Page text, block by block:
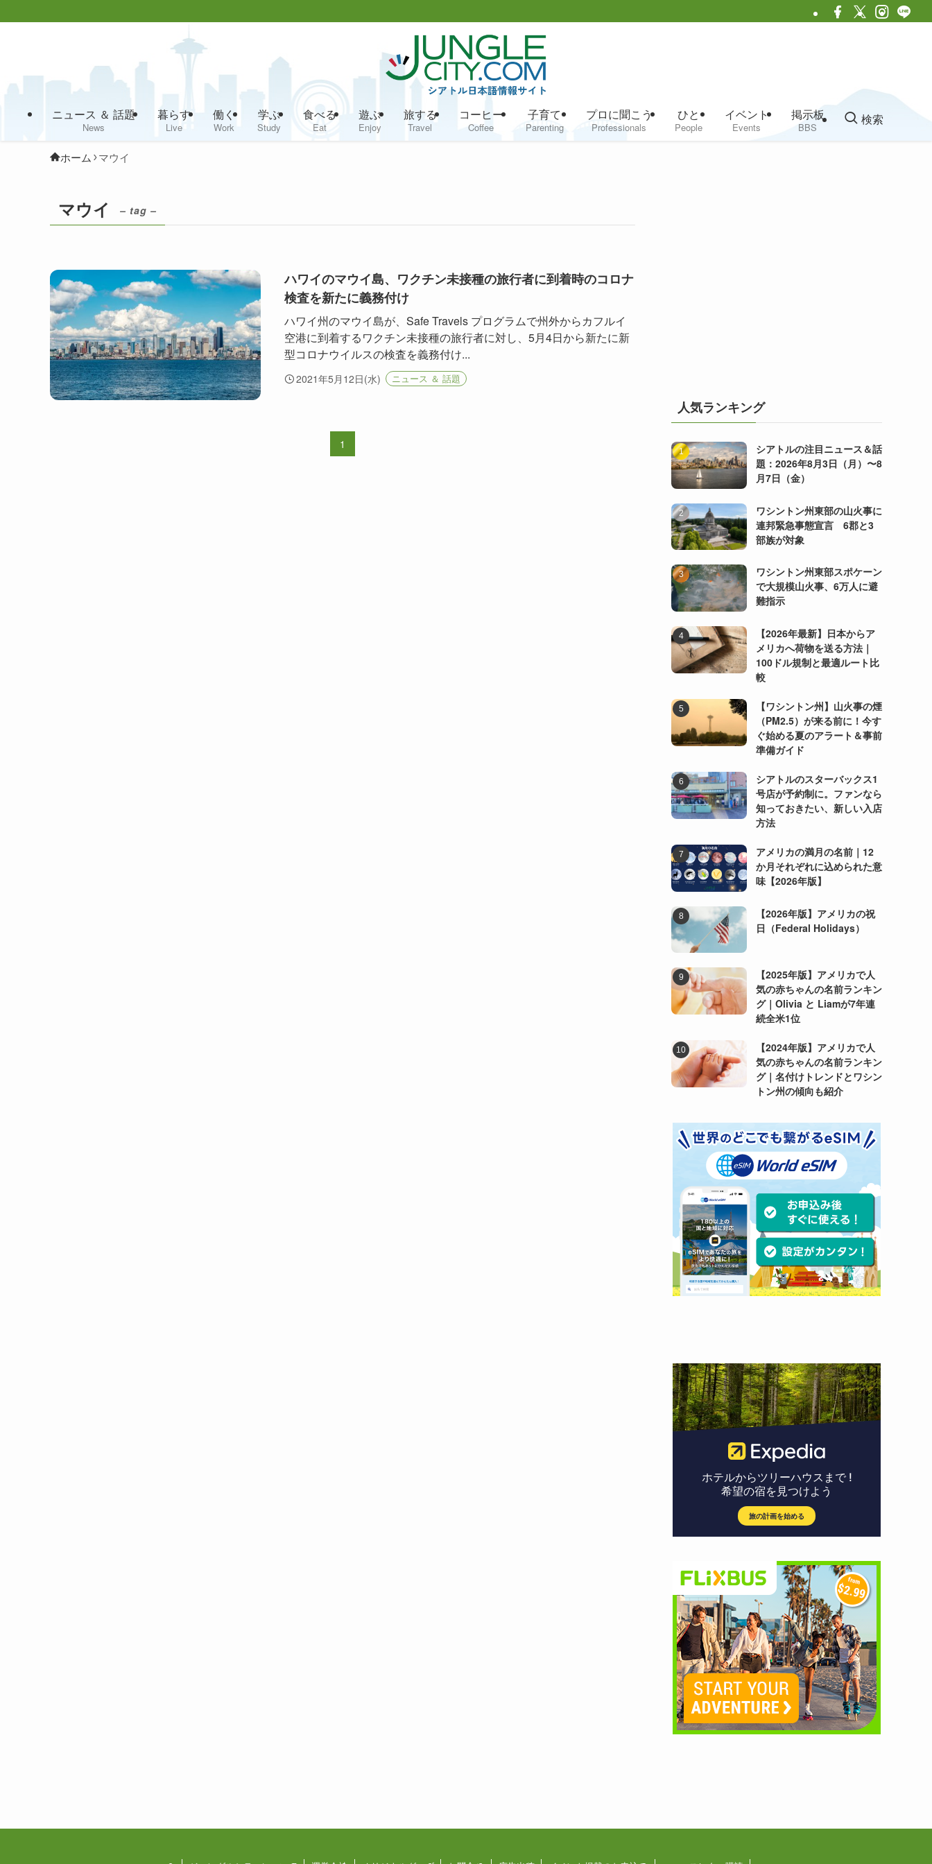
ニュース ＆ 話題
News
暮らす
Live
働く
Work
学ぶ
Study
食べる
Eat
遊ぶ
Enjoy
旅する
Travel
コーヒー
Coffee
子育て
Parenting
プロに聞こう
Professionals
ひと
People
イベント
Events
掲示板
BBS
検索
ホーム マウイ
マウイ – tag –
ハワイのマウイ島、ワクチン未接種の旅行者に到着時のコロナ
検査を新たに義務付け
ハワイ州のマウイ島が、Safe Travels プログラムで州外からカフルイ
空港に到着するワクチン未接種の旅行者に対し、5月4日から新たに新
型コロナウイルスの検査を義務付け...
2021年5月12日(水) ニュース ＆ 話題
1
人気ランキング
シアトルの注目ニュース＆話
題：2026年8月3日（月）〜8
月7日（金）
ワシントン州東部の山火事に
連邦緊急事態宣言 6郡と3
部族が対象
ワシントン州東部スポケーン
で大規模山火事、6万人に避
難指示
【2026年最新】日本からア
メリカへ荷物を送る方法｜
100ドル規制と最適ルート比
較
【ワシントン州】山火事の煙
（PM2.5）が来る前に！今す
ぐ始める夏のアラート＆事前
準備ガイド
シアトルのスターバックス1
号店が予約制に。ファンなら
知っておきたい、新しい入店
方法
アメリカの満月の名前｜12
か月それぞれに込められた意
味【2026年版】
【2026年版】アメリカの祝
日（Federal Holidays）
【2025年版】アメリカで人
気の赤ちゃんの名前ランキン
グ｜Olivia と Liamが7年連
続全米1位
【2024年版】アメリカで人
気の赤ちゃんの名前ランキン
グ｜名付けトレンドとワシン
トン州の傾向も紹介